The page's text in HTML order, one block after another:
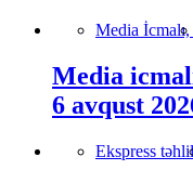
Media İcmalı,
Media
6 avqust
Ekspress